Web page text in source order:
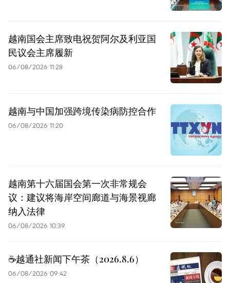
越南国会主席致电祝贺阿尔及利亚国
民议会主席履新
06/08/2026 11:28
越南与中国加强跨境传染病防控合作
06/08/2026 11:20
越南第十六届国会第一次非常规会
议：建议将海岸空间廊道与海景视廊
纳入法律
06/08/2026 10:39
☕️越通社新闻下午茶（2026.8.6）
06/08/2026 09:42